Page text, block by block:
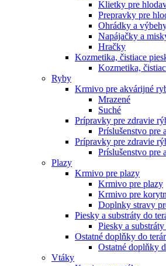
Klietky pre
Prepravky pre
Ohrádky a
Napájačky a
Hračky
Kozmetika, čistiace
Kozmetika,
Ryby
Krmivo pre akvárijné
Mrazené
Suché
Prípravky pre zdravie
Príslušenstvo pre
Prípravky pre zdravie
Príslušenstvo pre
Plazy
Krmivo pre plazy
Krmivo pre plazy
Krmivo pre
Doplnky stravy
Piesky a substráty do
Piesky a
Ostatné doplňky do
Ostatné doplňky
Vtáky